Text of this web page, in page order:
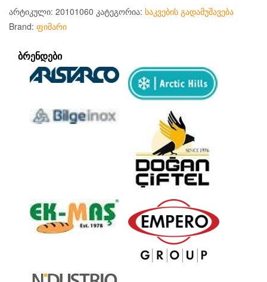
არტიკული: 20101060 კატეგორია: საკვების გადამუშავება
Brand: ფიმარი
ᲑᲠᲔᲜᲓᲔᲑᲘ